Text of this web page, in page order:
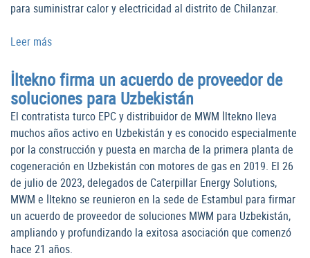
para suministrar calor y electricidad al distrito de Chilanzar.
Leer más
İltekno firma un acuerdo de proveedor de
soluciones para Uzbekistán
El contratista turco EPC y distribuidor de MWM İltekno lleva
muchos años activo en Uzbekistán y es conocido especialmente
por la construcción y puesta en marcha de la primera planta de
cogeneración en Uzbekistán con motores de gas en 2019. El 26
de julio de 2023, delegados de Caterpillar Energy Solutions,
MWM e İltekno se reunieron en la sede de Estambul para firmar
un acuerdo de proveedor de soluciones MWM para Uzbekistán,
ampliando y profundizando la exitosa asociación que comenzó
hace 21 años.